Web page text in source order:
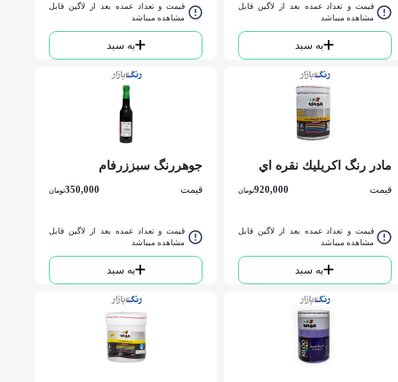
قیمت و تعداد عمده بعد از لاگین قابل
مشاهده میباشد
به سبد
قیمت و تعداد عمده بعد از لاگین قابل
مشاهده میباشد
به سبد
مادر رنگ اكريليك نقره اي
قیمت 920,000تومان
قیمت و تعداد عمده بعد از لاگین قابل
مشاهده میباشد
به سبد
جوهررنگ سبززرفام
قیمت 350,000تومان
قیمت و تعداد عمده بعد از لاگین قابل
مشاهده میباشد
به سبد